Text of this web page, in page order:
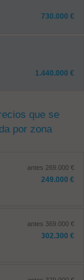
730.000 €
1.440.000 €
que se
por zona
antes 269.000 €
249.000 €
antes 369.000 €
302.300 €